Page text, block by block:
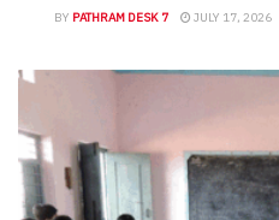
BY PATHRAM DESK 7 JULY 17, 2026